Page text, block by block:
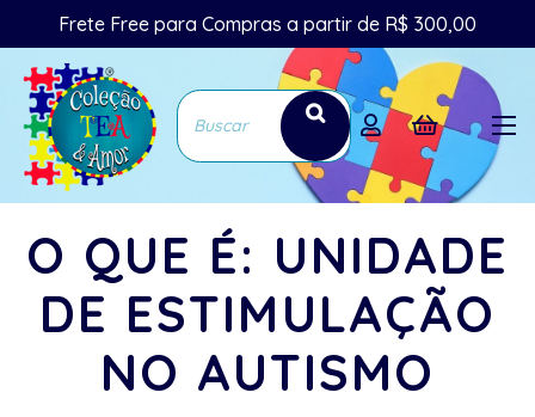
Frete Free para Compras a partir de R$ 300,00
O QUE É: UNIDADE
DE ESTIMULAÇÃO
NO AUTISMO